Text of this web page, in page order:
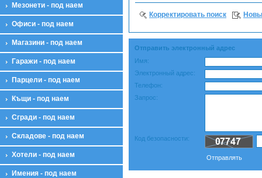
Мезонети - под наем
Офиси - под наем
Магазини - под наем
Гаражи - под наем
Парцели - под наем
Къщи - под наем
Сгради - под наем
Складове - под наем
Хотели - под наем
Имения - под наем
Корректировать поиск
Отправить электронный адрес
Имя:
Электронный адрес:
Телефон:
Запрос:
Код безопасности:
Oтправлять